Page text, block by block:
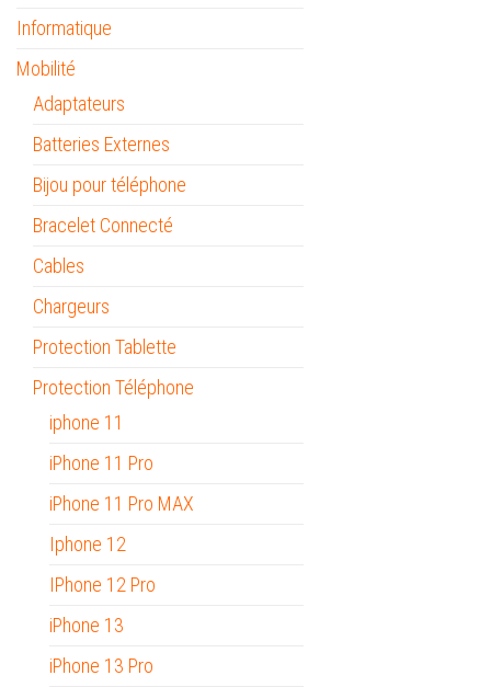
Informatique
Mobilité
Adaptateurs
Batteries Externes
Bijou pour téléphone
Bracelet Connecté
Cables
Chargeurs
Protection Tablette
Protection Téléphone
iphone 11
iPhone 11 Pro
iPhone 11 Pro MAX
Iphone 12
IPhone 12 Pro
iPhone 13
iPhone 13 Pro